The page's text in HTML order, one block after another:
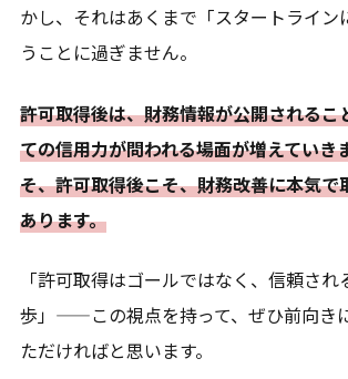
かし、それはあくまで「スタートライン
うことに過ぎません。
許可取得後は、財務情報が公開されるこ
ての信用力が問われる場面が増えていき
そ、許可取得後こそ、財務改善に本気で
あります。
「許可取得はゴールではなく、信頼さ
歩」——この視点を持って、ぜひ前向き
ただければと思います。